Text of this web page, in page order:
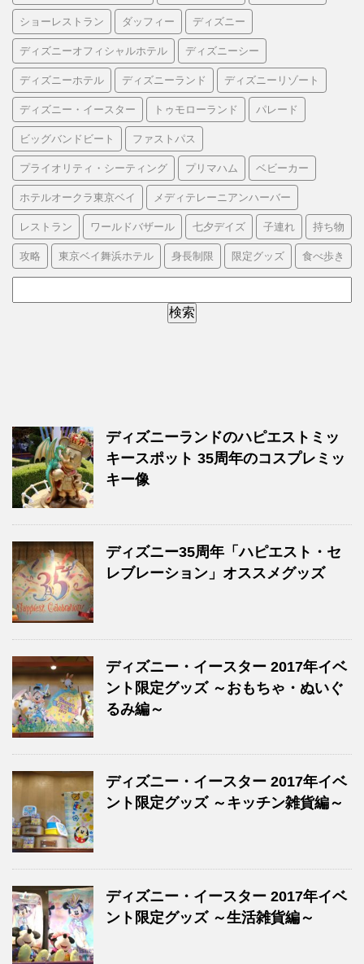
ショーレストラン ダッフィー ディズニー
ディズニーオフィシャルホテル ディズニーシー
ディズニーホテル ディズニーランド ディズニーリゾート
ディズニー・イースター トゥモローランド パレード
ビッグバンドビート ファストパス
プライオリティ・シーティング プリマハム ベビーカー
ホテルオークラ東京ベイ メディテレーニアンハーバー
レストラン ワールドバザール 七夕デイズ 子連れ 持ち物
攻略 東京ベイ舞浜ホテル 身長制限 限定グッズ 食べ歩き
ディズニーランドのハピエストミッ
キースポット 35周年のコスプレミッ
キー像
ディズニー35周年「ハピエスト・セ
レブレーション」オススメグッズ
ディズニー・イースター 2017年イベ
ント限定グッズ ～おもちゃ・ぬいぐ
るみ編～
ディズニー・イースター 2017年イベ
ント限定グッズ ～キッチン雑貨編～
ディズニー・イースター 2017年イベ
ント限定グッズ ～生活雑貨編～